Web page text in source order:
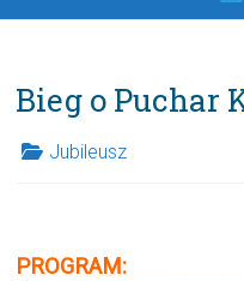
Bieg o Puchar
Jubileusz
PROGRAM: